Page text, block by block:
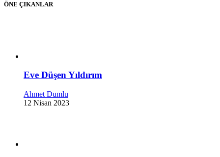
ÖNE ÇIKANLAR
Eve Düşen Yıldırım
Ahmet Dumlu
12 Nisan 2023